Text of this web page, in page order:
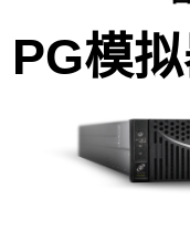
PG模